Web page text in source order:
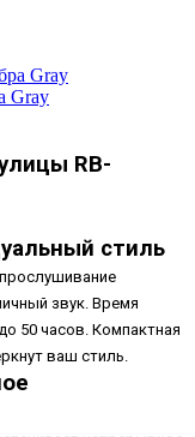
Gray
RB-
стиль
звук. Время
50 часов. Компактная
ваш стиль.